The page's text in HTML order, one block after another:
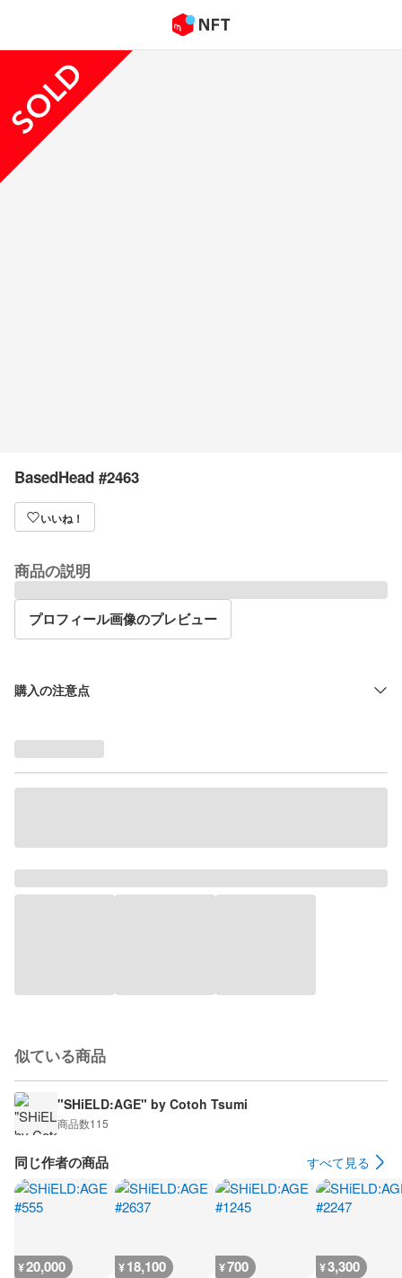
BasedHead #2463
いいね！
商品の説明
プロフィール画像のプレビュー
購入の注意点
似ている商品
"SHiELD:AGE" by Cotoh Tsumi
商品数115
同じ作者の商品 すべて見る
¥20,000 ¥18,100 ¥700 ¥3,300